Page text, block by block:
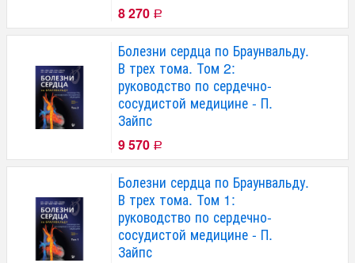
8 270 Р
Болезни сердца по Браунвальду.
В трех тома. Том 2:
руководство по сердечно-
сосудистой медицине - П.
Зайпс
9 570 Р
Болезни сердца по Браунвальду.
В трех тома. Том 1:
руководство по сердечно-
сосудистой медицине - П.
Зайпс